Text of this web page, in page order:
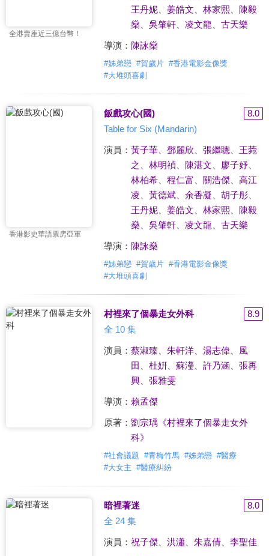
全港賣座近三億台幣！
王丹妮、 姜皓文 林家熙、 陳毅
燊、 吳肇軒、 凌文龍 古天樂
導演： 陳詠燊
#姊弟戀 #賀歲片 #香港電影金像獎
#大堆頭喜劇
香港影史華語票房亞軍
飯戲攻心(國)
8.0
Table for Six (Mandarin)
演員： 黃子華、 鄧麗欣 張繼聰
王菀
之
林明禎、 陳湛文 廖子妤、
林柏希、 程仁富 關浩傑、 高江
凌
黃德斌、 余香凝 胡子彤、
王丹妮、 姜皓文 林家熙、 陳毅
燊、 吳肇軒、 凌文龍 古天樂
導演： 陳詠燊
#姊弟戀 #賀歲片 #香港電影金像獎
#大堆頭喜劇
村裡來了個暴走女外科
8.9
全 10 集
演員： 蔡淑臻 朱軒洋、 湯志偉、
風
田
杜姸、 蘇瀅、 許乃涵
張再
興、 張雅雯
導演： 賴孟傑
原著： 劉宗瑀《村裡來了個暴走女外
科》
#社會議題 #青梅竹馬 #姊弟戀 #醫療
#大女主 #醫療糾紛
暗裡著迷
8.0
全 24 集
演員： 祝子傑、 洪瀟、 朱嘉倩、 李聖佳